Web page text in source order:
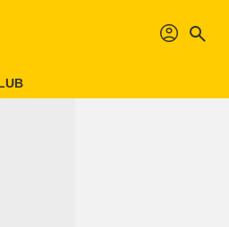
profil search